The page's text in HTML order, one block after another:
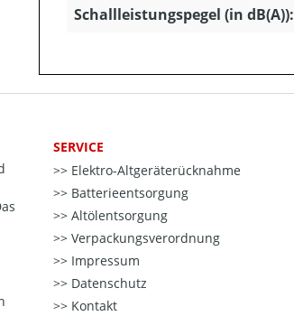
Schallleistungspegel (in dB(A)):
SERVICE
Elektro-Altgeräterücknahme
Batterieentsorgung
Altölentsorgung
Verpackungsverordnung
Impressum
Datenschutz
Kontakt